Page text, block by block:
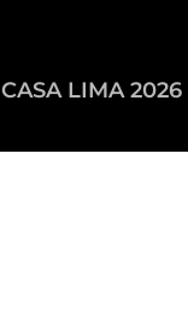
CASA LIMA 2026